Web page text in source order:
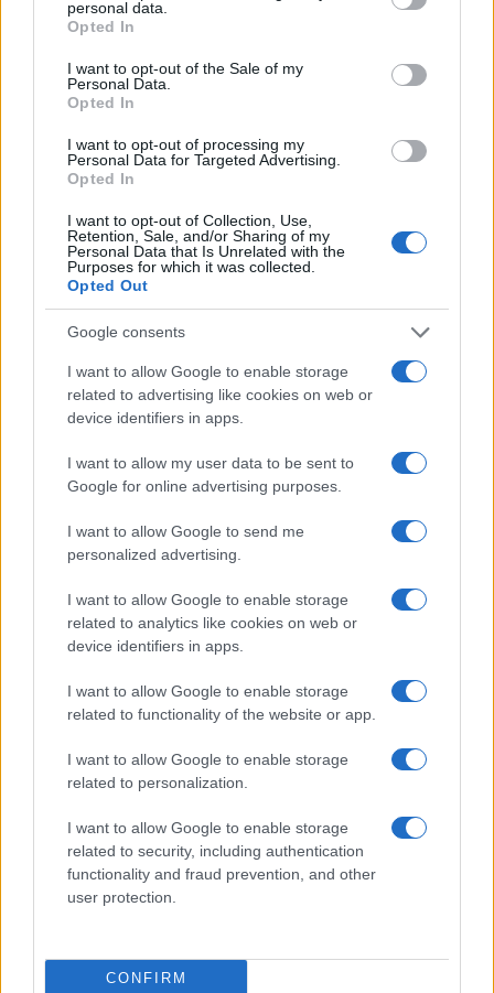
grant or deny consent to Google and its third-party tags to
use your data for below specified purposes in below Google
consent section.
personal data.
Opted In
I want to opt-out of the Sale of my
Personal Data.
Opted In
I want to opt-out of processing my
Personal Data for Targeted Advertising.
Opted In
I want to opt-out of Collection, Use,
Retention, Sale, and/or Sharing of my
Personal Data that Is Unrelated with the
Purposes for which it was collected.
Opted Out
Google consents
I want to allow Google to enable storage
related to advertising like cookies on web or
device identifiers in apps.
I want to allow my user data to be sent to
Google for online advertising purposes.
I want to allow Google to send me
personalized advertising.
I want to allow Google to enable storage
related to analytics like cookies on web or
device identifiers in apps.
I want to allow Google to enable storage
related to functionality of the website or app.
I want to allow Google to enable storage
related to personalization.
I want to allow Google to enable storage
related to security, including authentication
functionality and fraud prevention, and other
user protection.
CONFIRM
competencias en carreras STEAM
Identifica tus intereses y competencias en datos, IA,…
CIENCIA Y TECNOLOGÍA
Protocolos de seguridad ocular y
consejos para fotografiar eclipses solares